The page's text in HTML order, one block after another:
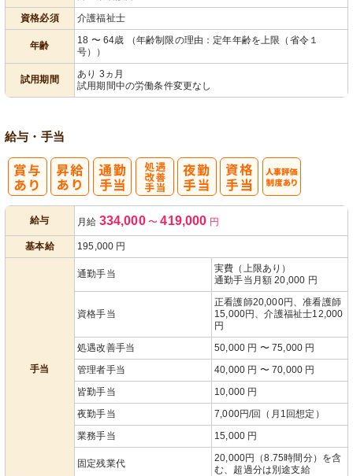
資格必須
介護福祉士
年齢
18 〜 64歳 （年齢制限の理由：定年年齢を上限（省令１
号））
試用期間
あり 3ヵ月
試用期間中の労働条件変更なし
給与・手当
給与 月給 334,000 〜 419,000 円
基本給 195,000 円
手当
通勤手当
実費（上限あり）
通勤手当月額 20,000 円
資格手当
正看護師20,000円、准看護師
15,000円、介護福祉士12,000
円
処遇改善手当
50,000 円 〜 75,000 円
管理者手当
40,000 円 〜 70,000 円
皆勤手当
10,000 円
夜勤手当
7,000円/回（月1回想定）
業務手当
15,000 円
固定残業代
20,000円（8.75時間分）を含
む、超過分は別途支給